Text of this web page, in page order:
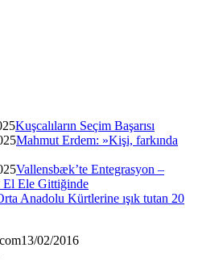
Kuşcalıların Seçim Başarısı
Mahmut Erdem: »Kişi, farkında
Vallensbæk’te Entegrasyon –
Ele Gittiğinde
Anadolu Kürtlerine ışık tutan 20
13/02/2016